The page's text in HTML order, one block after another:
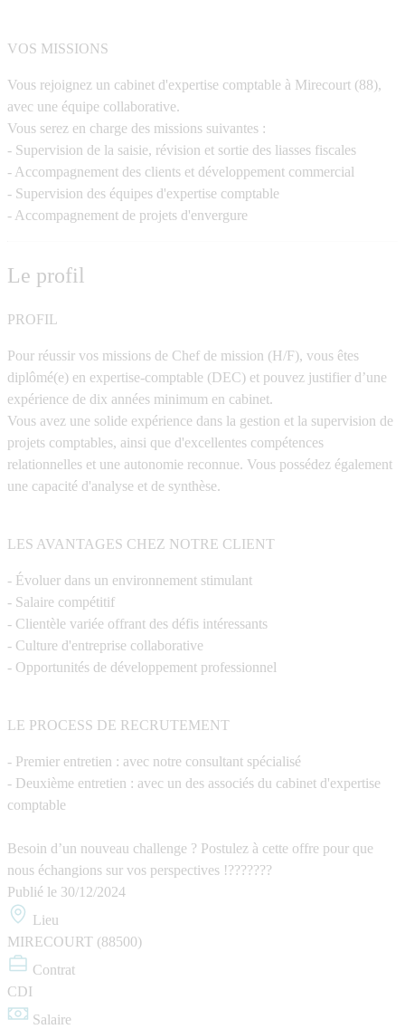
VOS MISSIONS
Vous rejoignez un cabinet d'expertise comptable à Mirecourt (88),
avec une équipe collaborative.
Vous serez en charge des missions suivantes :
- Supervision de la saisie, révision et sortie des liasses fiscales
- Accompagnement des clients et développement commercial
- Supervision des équipes d'expertise comptable
- Accompagnement de projets d'envergure
Le profil
PROFIL
Pour réussir vos missions de Chef de mission (H/F), vous êtes
diplômé(e) en expertise-comptable (DEC) et pouvez justifier d’une
expérience de dix années minimum en cabinet.
Vous avez une solide expérience dans la gestion et la supervision de
projets comptables, ainsi que d'excellentes compétences
relationnelles et une autonomie reconnue. Vous possédez également
une capacité d'analyse et de synthèse.
LES AVANTAGES CHEZ NOTRE CLIENT
- Évoluer dans un environnement stimulant
- Salaire compétitif
- Clientèle variée offrant des défis intéressants
- Culture d'entreprise collaborative
- Opportunités de développement professionnel
LE PROCESS DE RECRUTEMENT
- Premier entretien : avec notre consultant spécialisé
- Deuxième entretien : avec un des associés du cabinet d'expertise
comptable
Besoin d’un nouveau challenge ? Postulez à cette offre pour que
nous échangions sur vos perspectives !???????
Publié le 30/12/2024
Lieu
MIRECOURT (88500)
Contrat
CDI
Salaire